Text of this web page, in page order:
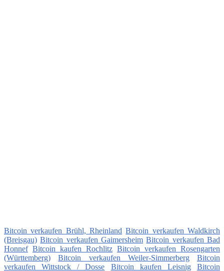
Bitcoin verkaufen Brühl, Rheinland Bitcoin verkaufen Waldkirch
(Breisgau) Bitcoin verkaufen Gaimersheim Bitcoin verkaufen Bad
Honnef Bitcoin kaufen Rochlitz Bitcoin verkaufen Rosengarten
(Württemberg)
Bitcoin verkaufen Weiler-Simmerberg
Bitcoin
verkaufen Wittstock / Dosse
Bitcoin kaufen Leisnig Bitcoin